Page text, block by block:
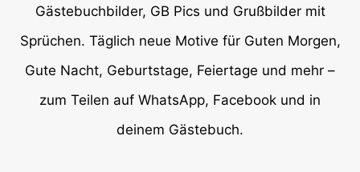
Gästebuchbilder, GB Pics und Grußbilder mit
Sprüchen. Täglich neue Motive für Guten Morgen,
Gute Nacht, Geburtstage, Feiertage und mehr –
zum Teilen auf WhatsApp, Facebook und in
deinem Gästebuch.